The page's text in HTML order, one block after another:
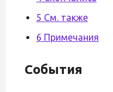
5 См. также
6 Примечания
События